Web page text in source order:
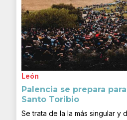
León
Palencia se prepara
Santo Toribio
Se trata de la la más singular y